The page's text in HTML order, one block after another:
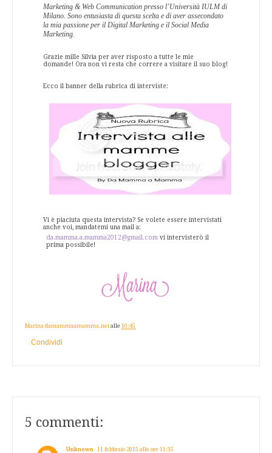
Marketing & Web Communication presso l’Università IULM di
Milano. Sono entusiasta di questa scelta e di aver assecondato
la mia passione per il Digital Marketing e il Social Media
Marketing.
Grazie mille Silvia per aver risposto a tutte le mie
domande! Ora non vi resta che correre a visitare il suo blog!
Ecco il banner della rubrica di interviste:
Vi è piaciuta questa intervista? Se volete essere intervistati
anche voi, mandatemi una mail a:
da.mamma.a.mamma2012@gmail.com vi intervisterò il
prima possibile!
Marina damammaamamma.net alle 10:45
Condividi
5 commenti:
Unknown 11 febbraio 2015 alle ore 11:35